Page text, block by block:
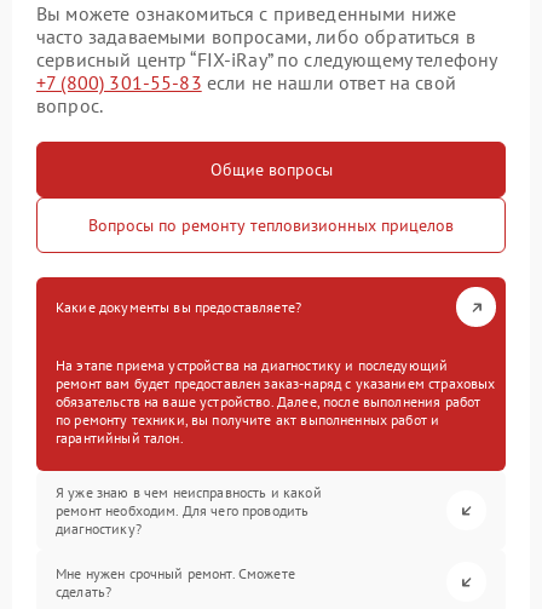
Вы можете ознакомиться с приведенными ниже
часто задаваемыми вопросами, либо обратиться в
сервисный центр “FIX-iRay” по следующему телефону
+7 (800) 301-55-83 если не нашли ответ на свой
вопрос.
Общие вопросы
Вопросы по ремонту тепловизионных прицелов
Какие документы вы предоставляете?
На этапе приема устройства на диагностику и последующий
ремонт вам будет предоставлен заказ-наряд с указанием страховых
обязательств на ваше устройство. Далее, после выполнения работ
по ремонту техники, вы получите акт выполненных работ и
гарантийный талон.
Я уже знаю в чем неисправность и какой
ремонт необходим. Для чего проводить
диагностику?
Мне нужен срочный ремонт. Сможете
сделать?